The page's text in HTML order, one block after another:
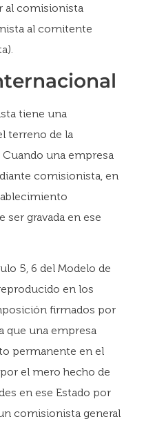
al comisionista
al comitente
tiene una
terreno de la
una empresa
comisionista, en
gravada en ese
5, 6 del Modelo de
en los
firmados por
que una empresa
permanente en el
el mero hecho de
en ese Estado por
comisionista general